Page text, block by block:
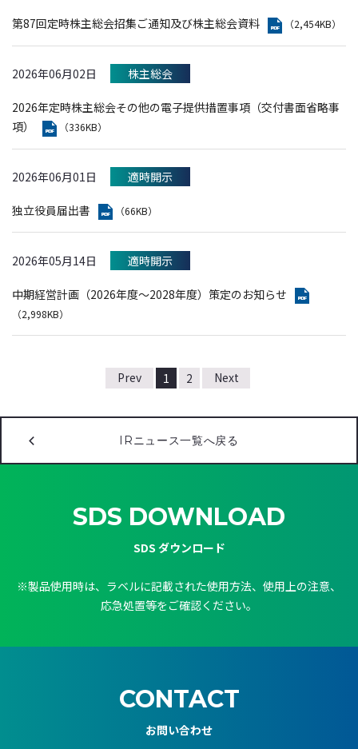
第87回定時株主総会招集ご通知及び株主総会資料 （2,454KB）
2026年06月02日 株主総会
2026年定時株主総会その他の電子提供措置事項（交付書面省略事
項）
（336KB）
2026年06月01日 適時開示
独立役員届出書 （66KB）
2026年05月14日 適時開示
中期経営計画（2026年度～2028年度）策定のお知らせ
（2,998KB）
1 2
IRニュース一覧へ戻る
SDS DOWNLOAD
SDS ダウンロード
※製品使用時は、ラベルに記載された使用方法、使用上の注意、
応急処置等をご確認ください。
CONTACT
お問い合わせ